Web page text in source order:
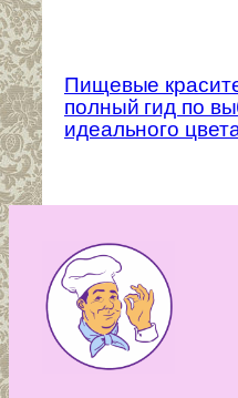
Пищевые
полный гид по
идеального